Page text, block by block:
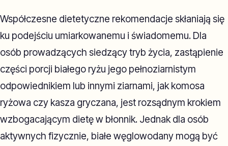
Współczesne dietetyczne rekomendacje skłaniają się
ku podejściu umiarkowanemu i świadomemu. Dla
osób prowadzących siedzący tryb życia, zastąpienie
części porcji białego ryżu jego pełnoziarnistym
odpowiednikiem lub innymi ziarnami, jak komosa
ryżowa czy kasza gryczana, jest rozsądnym krokiem
wzbogacającym dietę w błonnik. Jednak dla osób
aktywnych fizycznie, białe węglowodany mogą być